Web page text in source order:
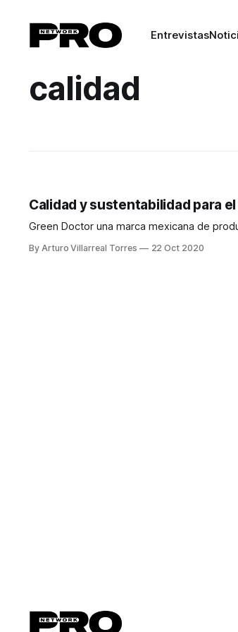
Entrevistas
calidad
Calidad y sustentabilidad para
Green Doctor una marca mexicana de
By Arturo Villarreal Torres 22 Oct 2020